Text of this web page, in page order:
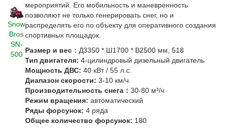
Snow
Bros
SN-
500
мероприятий. Его мобильность и маневренность
позволяют не только генерировать снег, но и
распределять его по объекту для оперативного создания
спортивных площадок.
Размер и вес ：Д3350 * Ш1700 * В2500 мм, 518
Тип двигателя: 4-цилиндровый дизельный двигатель
Мощность ДВС: 40 кВт / 55 л.с.
Диапазон скорости: 3-10 км/ч
Производительность снега： 30-80 м³/ч
Режим вращения: автоматический
Ряды форсунок: 4 ряда
Общее количество форсунок: 180